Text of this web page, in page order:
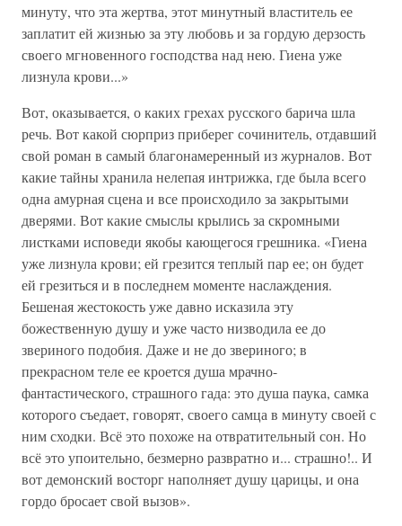
минуту, что эта жертва, этот минутный властитель ее
заплатит ей жизнью за эту любовь и за гордую дерзость
своего мгновенного господства над нею. Гиена уже
лизнула крови...»
Вот, оказывается, о каких грехах русского барича шла
речь. Вот какой сюрприз приберег сочинитель, отдавший
свой роман в самый благонамеренный из журналов. Вот
какие тайны хранила нелепая интрижка, где была всего
одна амурная сцена и все происходило за закрытыми
дверями. Вот какие смыслы крылись за скромными
листками исповеди якобы кающегося грешника. «Гиена
уже лизнула крови; ей грезится теплый пар ее; он будет
ей грезиться и в последнем моменте наслаждения.
Бешеная жестокость уже давно исказила эту
божественную душу и уже часто низводила ее до
звериного подобия. Даже и не до звериного; в
прекрасном теле ее кроется душа мрачно-
фантастического, страшного гада: это душа паука, самка
которого съедает, говорят, своего самца в минуту своей с
ним сходки. Всё это похоже на отвратительный сон. Но
всё это упоительно, безмерно развратно и... страшно!.. И
вот демонский восторг наполняет душу царицы, и она
гордо бросает свой вызов».